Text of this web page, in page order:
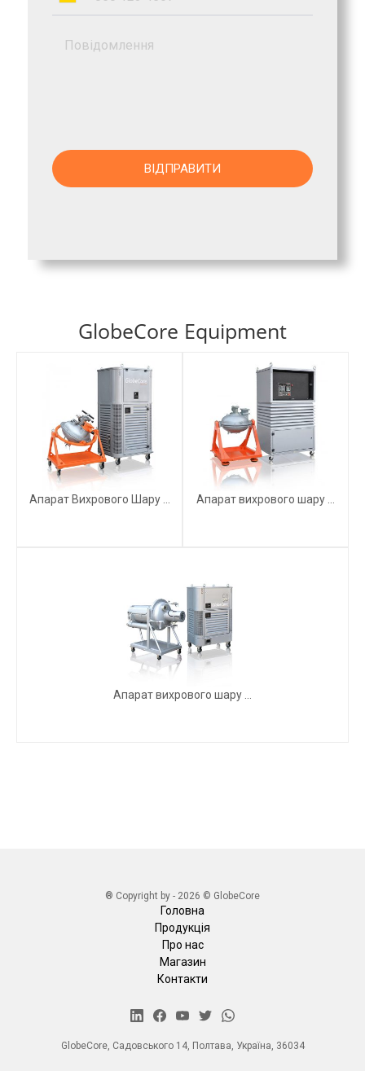
GlobeCore Equipment
Апарат Вихрового Шару ... Апарат вихрового шару ...
Апарат вихрового шару ...
Головна
Продукція
Про нас
Магазин
Контакти
GlobeCore, Садовського 14, Полтава, Україна, 36034
® Copyright by - 2026 © GlobeCore